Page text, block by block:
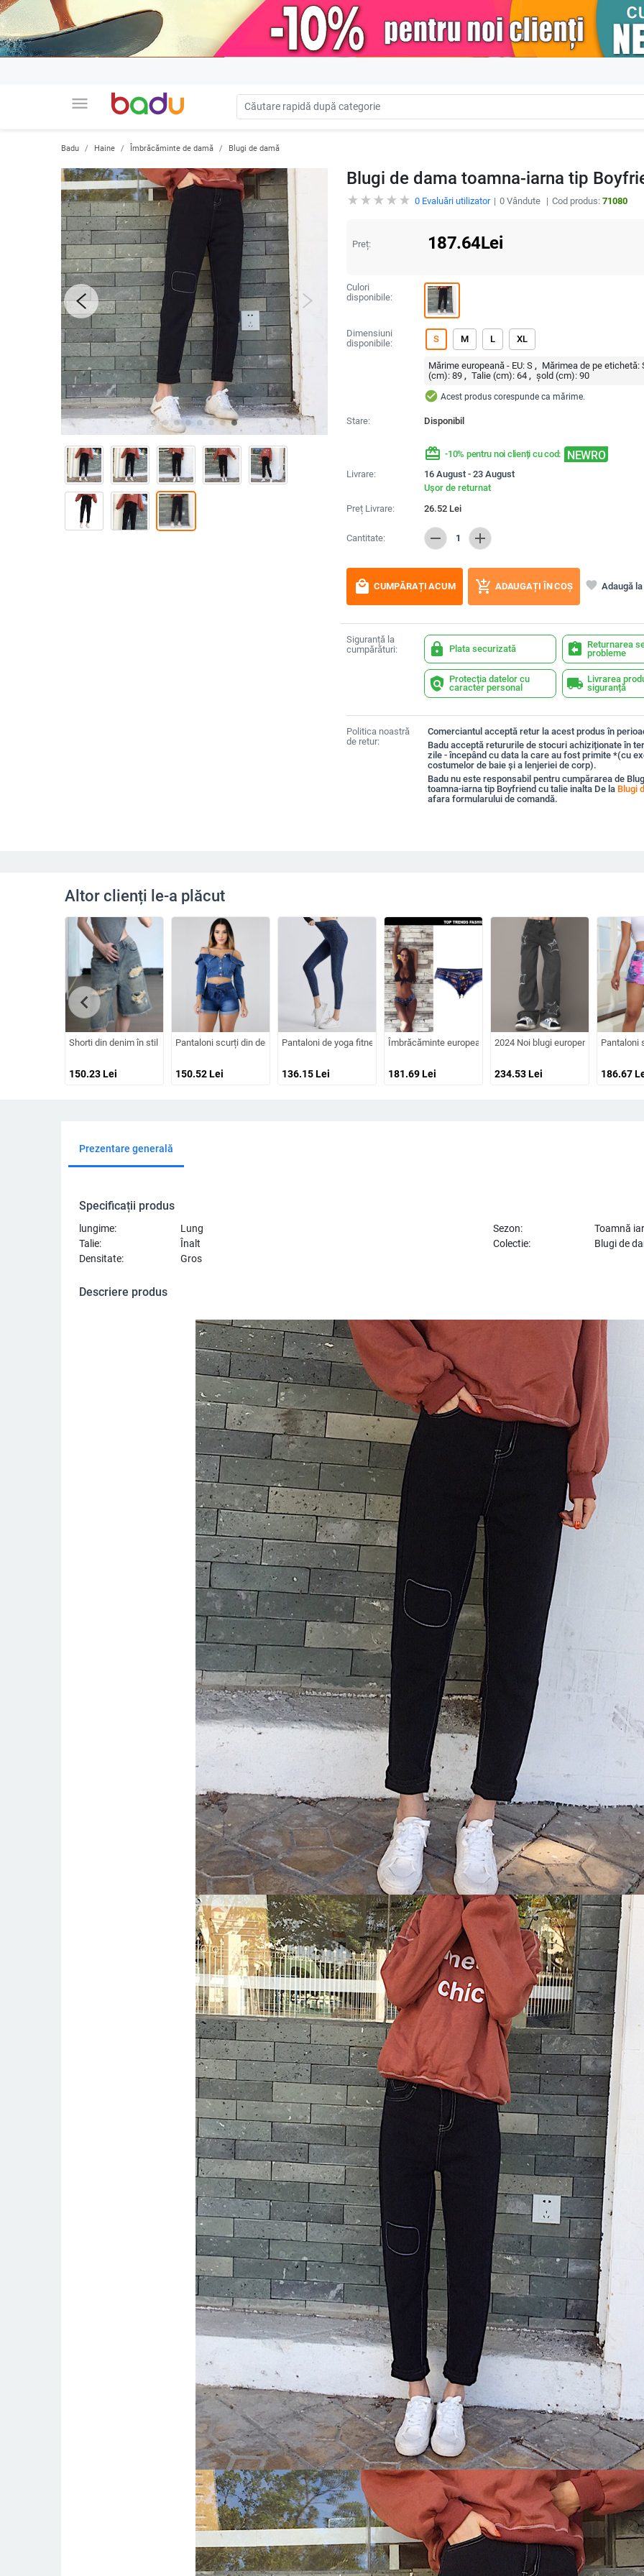
menu
Badu Haine Îmbrăcăminte de damă Blugi de damă
Blugi de dama toamna-iarna tip
0Evaluări utilizator 0Vândute Cod produs: 71080
Preț: 187.64Lei
Culori
disponibile:
Dimensiuni
disponibile:
S M L XL
Mărime europeană - EU: S Mărimea de pe etichetă:
(cm): 89 Talie (cm): 64 șold (cm): 90
check_circle Acest produs corespunde ca mărime.
Stare: Disponibil
redeem -10% pentru noi clienți cu cod: NEWRO
Livrare:
16 August - 23 August
Ușor de returnat
Preț Livrare:
26.52Lei
Cantitate: remove 1 add
local_mall CUMPĂRAȚI ACUM add_shopping_cart ADAUGAȚI ÎN COȘ favorite Adaugă
Siguranță la
cumpărături:
lock Plata securizată assignment_return Returnarea
probleme
policy Protecția datelor cu
caracter personal
local_shipping Livrarea
siguranță
Politica noastră
de retur:
Comerciantul acceptă retur la acest produs în
Badu acceptă retururile de stocuri achiziționate în
zile - începând cu data la care au fost primite *(cu
costumelor de baie și a lenjeriei de corp).
Badu nu este responsabil pentru cumpărarea de
toamna-iarna tip Boyfriend cu talie inalta De la Blugi
afara formularului de comandă.
Altor clienți le-a plăcut
Shorti din denim în stil american vintage, croială dreaptă până la mijlocul coapsei, rupți, pentru femei în mărime mare, croială lejeră, talie înaltă,
150.23Lei
Pantaloni scurți din denim spălat, slim-fit, de vară, cu ridicare a șoldurilor, pentru femei, cu elasticitate ridicată,
150.52Lei
Pantaloni de yoga fitness din imitație de denim european și american pentru slăbire,
136.15Lei
Îmbrăcăminte europeană și americană, talie joasă, elastic în
181.69Lei
2024 Noi blugi europeni și
234.53Lei
Pantaloni
186.67
chevron_left
Prezentare generală
Specificații produs
lungime: Lung Sezon:
Toamnă
Talie:
Înalt Colectie:
Blugi de
Densitate:
Gros
Descriere produs